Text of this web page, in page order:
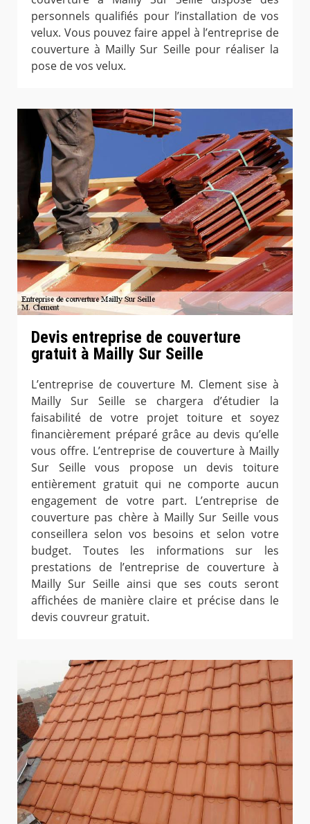
personnels qualifiés pour l’installation de vos
velux. Vous pouvez faire appel à l’entreprise de
couverture à Mailly Sur Seille pour réaliser la
pose de vos velux.
Devis entreprise de couverture
gratuit à Mailly Sur Seille
L’entreprise de couverture M. Clement sise à
Mailly Sur Seille se chargera d’étudier la
faisabilité de votre projet toiture et soyez
financièrement préparé grâce au devis qu’elle
vous offre. L’entreprise de couverture à Mailly
Sur Seille vous propose un devis toiture
entièrement gratuit qui ne comporte aucun
engagement de votre part. L’entreprise de
couverture pas chère à Mailly Sur Seille vous
conseillera selon vos besoins et selon votre
budget. Toutes les informations sur les
prestations de l’entreprise de couverture à
Mailly Sur Seille ainsi que ses couts seront
affichées de manière claire et précise dans le
devis couvreur gratuit.